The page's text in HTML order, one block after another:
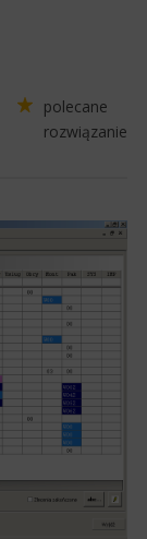
polecane
rozwiązanie